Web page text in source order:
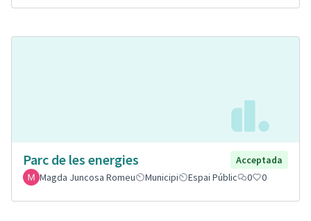
Parc de les energies
Acceptada
Magda Juncosa Romeu
Municipi Espai Públic 0 0